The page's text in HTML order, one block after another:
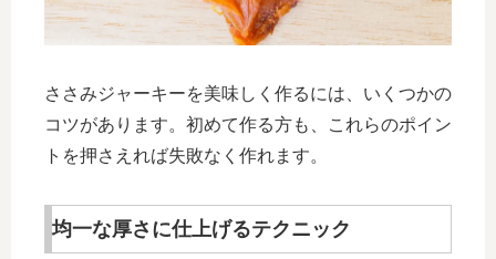
ささみジャーキーを美味しく作るには、いくつかの
コツがあります。初めて作る方も、これらのポイン
トを押さえれば失敗なく作れます。
均一な厚さに仕上げるテクニック